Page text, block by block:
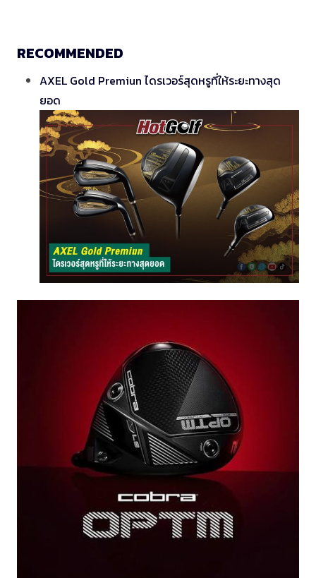
RECOMMENDED
AXEL Gold Premiun ไดรเวอร์สุดหรูที่ให้ระยะทางสุด
ยอด